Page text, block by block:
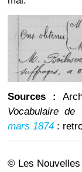
Sources :
Vocabulaire de
mars 1874:
© Les Nouvelles